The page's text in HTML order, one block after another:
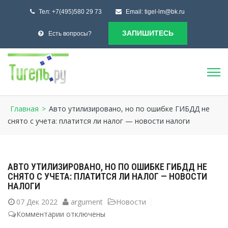
Тел: +7(495)580 29 73 Email: tigel-lm@bk.ru
Есть вопросы? ЗАПИШИТЕСЬ
Главная > Авто утилизировано, но по ошибке ГИБДД не
снято с учета: платится ли налог — новости налоги
АВТО УТИЛИЗИРОВАНО, НО ПО ОШИБКЕ ГИБДД НЕ
СНЯТО С УЧЕТА: ПЛАТИТСЯ ЛИ НАЛОГ — НОВОСТИ
НАЛОГИ
07 Дек 2022 argument
Новости
Комментарии котключены